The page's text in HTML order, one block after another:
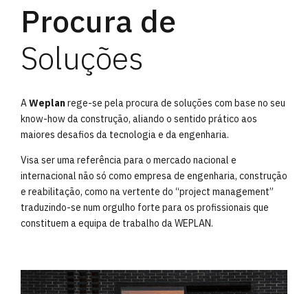
Procura de
Soluções
AWeplanrege-se pela procura de soluções com base no seu
know-how da construção, aliando o sentido prático aos
maiores desafios da tecnologia e da engenharia.
Visa ser uma referência para o mercado nacional e
internacional não só como empresa de engenharia, construção
e reabilitação, como na vertente do “project management”
traduzindo-se num orgulho forte para os profissionais que
constituem a equipa de trabalho da WEPLAN.